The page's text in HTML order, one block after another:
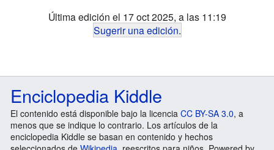
Última edición el 17 oct 2025, a las 11:19
Sugerir una edición.
Enciclopedia Kiddle
El contenido está disponible bajo la licencia CC BY-SA 3.0, a
menos que se indique lo contrario. Los artículos de la
enciclopedia Kiddle se basan en contenido y hechos